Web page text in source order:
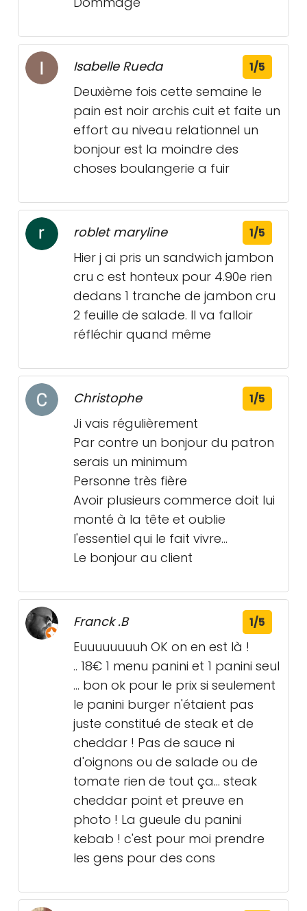
Isabelle Rueda 1/5
Deuxième fois cette semaine le
pain est noir archis cuit et faite un
effort au niveau relationnel un
bonjour est la moindre des
choses boulangerie a fuir
roblet maryline 1/5
Hier j ai pris un sandwich jambon
cru c est honteux pour 4.90e rien
dedans 1 tranche de jambon cru
2 feuille de salade. Il va falloir
réfléchir quand même
Christophe 1/5
Ji vais régulièrement
Par contre un bonjour du patron
serais un minimum
Personne très fière
Avoir plusieurs commerce doit lui
monté à la tête et oublie
l'essentiel qui le fait vivre...
Le bonjour au client
Franck .B 1/5
Euuuuuuuuh OK on en est là !
.. 18€ 1 menu panini et 1 panini seul
... bon ok pour le prix si seulement
le panini burger n'étaient pas
juste constitué de steak et de
cheddar ! Pas de sauce ni
d'oignons ou de salade ou de
tomate rien de tout ça... steak
cheddar point et preuve en
photo ! La gueule du panini
kebab ! c'est pour moi prendre
les gens pour des cons